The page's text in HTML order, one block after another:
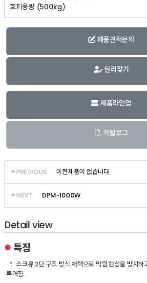
호퍼용량 (500kg)
제품견적문의
딜러찾기
제품라인업
카탈로그
PREVIOUS 이전제품이 없습니다.
NEXT DPM-1000W
Detail view
● 특징
ㆍ 스크류 2단 구조 방식 채택으로 막힘 현상을 방지하
루어짐.